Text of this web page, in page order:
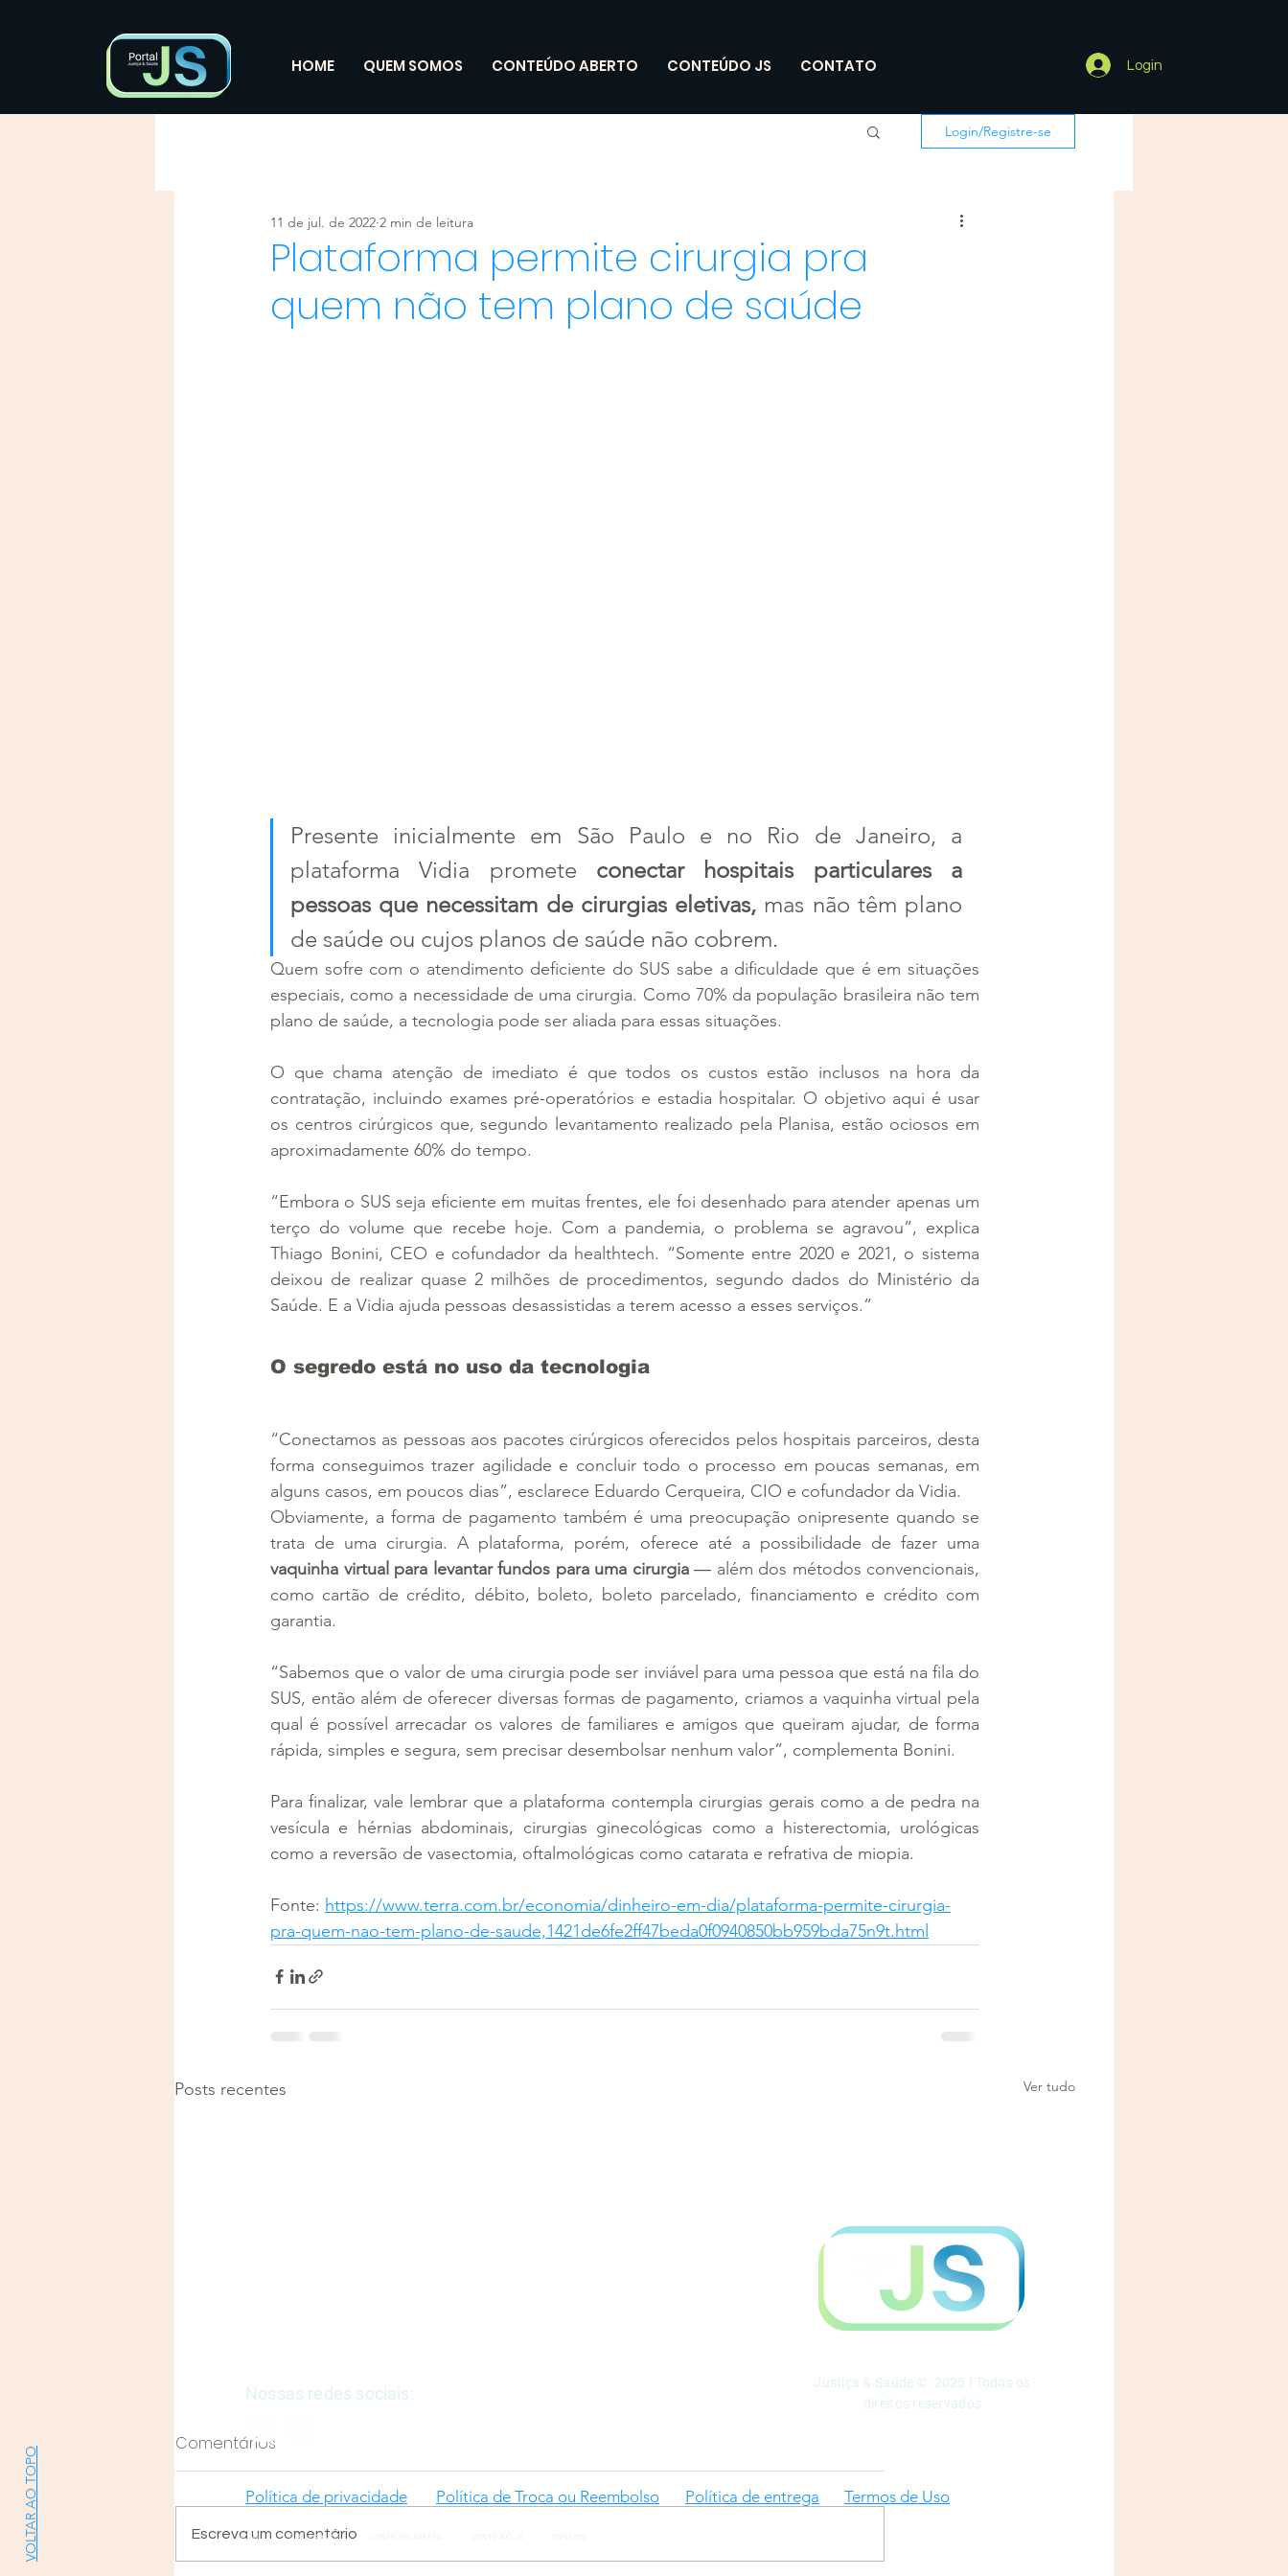
HOME QUEM SOMOS CONTEÚDO ABERTO CONTEÚDO JS CONTATO Login
Login/Registre-se
Plataforma permite cirurgia pra
quem não tem plano de saúde
11 de jul. de 2022 2 min de leitura
Presente inicialmente em São Paulo e no Rio de Janeiro, a
plataforma Vidia promete conectar hospitais particulares a
pessoas que necessitam de cirurgias eletivas, mas não têm plano
de saúde ou cujos planos de saúde não cobrem.
Quem sofre com o atendimento deficiente do SUS sabe a dificuldade que é em situações
especiais, como a necessidade de uma cirurgia. Como 70% da população brasileira não tem
plano de saúde, a tecnologia pode ser aliada para essas situações.
O que chama atenção de imediato é que todos os custos estão inclusos na hora da
contratação, incluindo exames pré-operatórios e estadia hospitalar. O objetivo aqui é usar
os centros cirúrgicos que, segundo levantamento realizado pela Planisa, estão ociosos em
aproximadamente 60% do tempo.
“Embora o SUS seja eficiente em muitas frentes, ele foi desenhado para atender apenas um
terço do volume que recebe hoje. Com a pandemia, o problema se agravou”, explica
Thiago Bonini, CEO e cofundador da healthtech. “Somente entre 2020 e 2021, o sistema
deixou de realizar quase 2 milhões de procedimentos, segundo dados do Ministério da
Saúde. E a Vidia ajuda pessoas desassistidas a terem acesso a esses serviços.”
O segredo está no uso da tecnologia
“Conectamos as pessoas aos pacotes cirúrgicos oferecidos pelos hospitais parceiros, desta
forma conseguimos trazer agilidade e concluir todo o processo em poucas semanas, em
alguns casos, em poucos dias”, esclarece Eduardo Cerqueira, CIO e cofundador da Vidia.
Obviamente, a forma de pagamento também é uma preocupação onipresente quando se
vaquinha virtual para levantar fundos para uma cirurgia ― além dos métodos convencionais,
como cartão de crédito, débito, boleto, boleto parcelado, financiamento e crédito com
garantia.
“Sabemos que o valor de uma cirurgia pode ser inviável para uma pessoa que está na fila do
SUS, então além de oferecer diversas formas de pagamento, criamos a vaquinha virtual pela
qual é possível arrecadar os valores de familiares e amigos que queiram ajudar, de forma
rápida, simples e segura, sem precisar desembolsar nenhum valor”, complementa Bonini.
Para finalizar, vale lembrar que a plataforma contempla cirurgias gerais como a de pedra na
vesícula e hérnias abdominais, cirurgias ginecológicas como a histerectomia, urológicas
como a reversão de vasectomia, oftalmológicas como catarata e refrativa de miopia.
Fonte: https://www.terra.com.br/economia/dinheiro-em-dia/plataforma-permite-cirurgia-
pra-quem-nao-tem-plano-de-saude,1421de6fe2ff47beda0f0940850bb959bda75n9t.html
Posts recentes Ver tudo
Entendendo a TUSS
Comentários
Escreva um comentário
VOLTAR AO TOPO
Nossas redes sociais:
Política de privacidade Política de Troca ou Reembolso
Justiça & Saúde © 2025 | Todos os
direitos reservados
Política de entrega Termos de Uso
HOME QUEM SOMOS